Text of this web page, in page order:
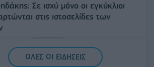
Σε ισχύ μόνο οι εγκύκλιοι
στις ιστοσελίδες των
με drones και MyCoast σε πάνω
ΟΛΕΣ ΟΙ ΕΙΔΗΣΕΙΣ